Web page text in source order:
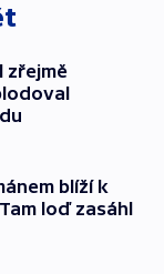
zřejmě
blíží k
loď zasáhl